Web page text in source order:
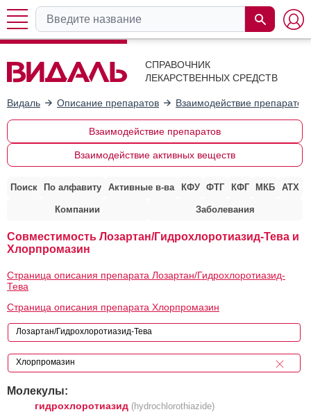
СПРАВОЧНИК
ЛЕКАРСТВЕННЫХ СРЕДСТВ
Видаль Описание препаратов Взаимодействие препаратов
Взаимодействие препаратов
Взаимодействие активных веществ
Поиск По алфавиту Активные в-ва КФУ ФТГ КФГ МКБ АТХ
Компании Заболевания
Совместимость Лозартан/Гидрохлоротиазид-Тева и
Хлорпромазин
Страница описания препарата Лозартан/Гидрохлоротиазид-
Тева
Страница описания препарата Хлорпромазин
Молекулы:
гидрохлоротиазид (hydrochlorothiazide)